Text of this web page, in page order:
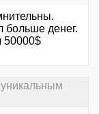
больше денег.
50000$